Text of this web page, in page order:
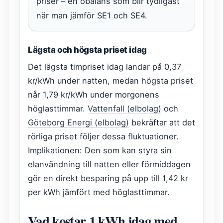
när man jämför SE1 och SE4.
Lägsta och högsta priset idag
Det lägsta timpriset idag landar på 0,37
kr/kWh under natten, medan högsta priset
når 1,79 kr/kWh under morgonens
höglasttimmar. Vattenfall (elbolag) och
Göteborg Energi (elbolag) bekräftar att det
rörliga priset följer dessa fluktuationer.
Implikationen: Den som kan styra sin
elanvändning till natten eller förmiddagen
gör en direkt besparing på upp till 1,42 kr
per kWh jämfört med höglasttimmar.